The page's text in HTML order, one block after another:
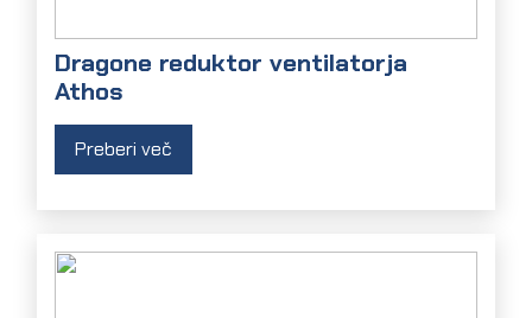
Dragone reduktor ventilatorja
Athos
Preberi več